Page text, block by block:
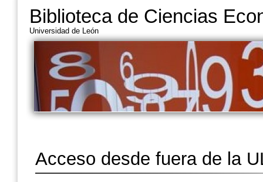
Biblioteca de Ciencias
Universidad de León
Acceso desde fuera de la